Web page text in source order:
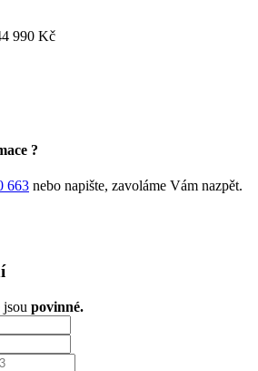
990 Kč
?
663 nebo napište, zavoláme Vám nazpět.
jsou povinné.